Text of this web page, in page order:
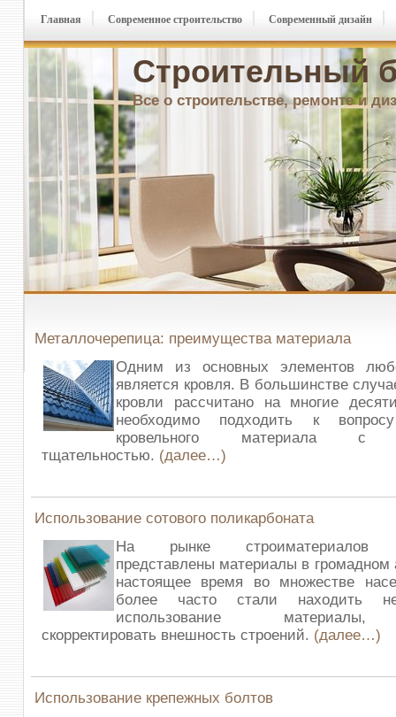
Строительный
Все о строительстве, ремонте и
Главная Современное строительство Современный дизайн
Металлочерепица: преимущества материала
Одним из основных элементов
является кровля. В большинстве
кровли рассчитано на многие
необходимо подходить к вопросу
кровельного материала с
тщательностью. (далее…)
Использование сотового поликарбоната
На рынке строиматериалов
представлены материалы в громадном
настоящее время во множестве
более часто стали находить
использование материалы,
скорректировать внешность строений. (далее…)
Использование крепежных болтов